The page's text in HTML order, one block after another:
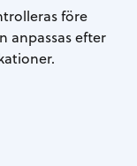
före
anpassas efter